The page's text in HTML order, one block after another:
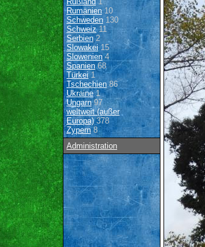
Rumänien10
Schweden 130
Schweiz11
Serbien2
Slowakei15
Slowenien4
Spanien68
Türkei1
Tschechien 86
Ukraine1
Ungarn97
weltweit (außer
Europa)378
Zypern8
Administration